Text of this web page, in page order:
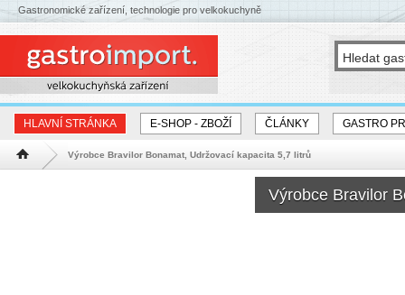
HLAVNÍ STRÁNKA E-SHOP - ZBOŽÍ ČLÁNKY GASTRO
Hlavní stránka Výrobce Bravilor Bonamat, Udržovací kapacita 5,7 litrů
Výrobce Bravilor
Gastronomické zařízení, technologie pro velkokuchyně